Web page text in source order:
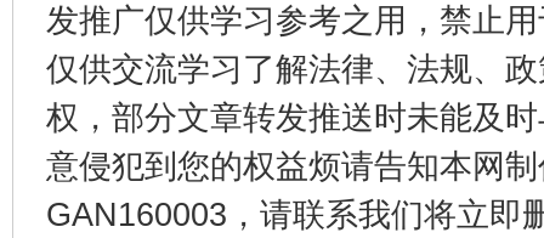
发推广仅供学习参考之用，禁止
仅供交流学习了解法律、法规、
权，部分文章转发推送时未能及
意侵犯到您的权益烦请告知本网
GAN160003，请联系我们将立即
法徽映军营 权益有保障